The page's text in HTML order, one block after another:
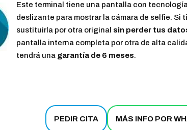
Este terminal tiene una pantalla con
deslizante para mostrar la cámara de selfie. Si
sustituirla por otra original sin perder tus
pantalla interna completa por otra de alta
tendrá una garantía de 6 meses.
PEDIR CITA MÁS INFO POR